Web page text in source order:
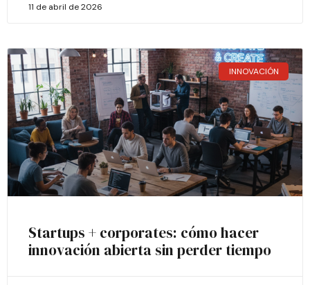
11 de abril de 2026
INNOVACIÓN
Startups + corporates: cómo hacer
innovación abierta sin perder tiempo